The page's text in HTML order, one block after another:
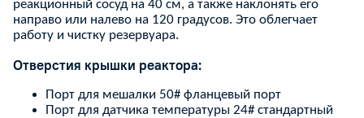
реакционный сосуд на 40 см, а также наклонять его
направо или налево на 120 градусов. Это облегчает
работу и чистку резервуара.
Отверстия крышки реактора:
Порт для мешалки 50# фланцевый порт
Порт для датчика температуры 24# стандартный